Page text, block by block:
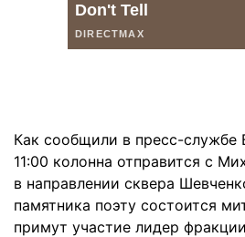
Как сообщили в пресс-службе
11:00 колонна отправится с
в направлении сквера
памятника поэту состоится
примут участие лидер